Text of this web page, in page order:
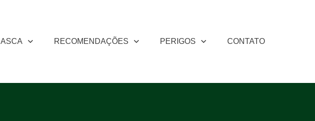
RECOMENDAÇÕES PERIGOS CONTATO